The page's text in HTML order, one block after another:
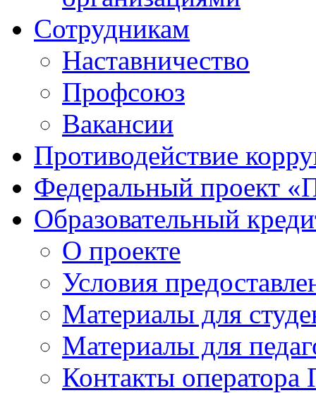
Сотрудникам
Наставничество
Профсоюз
Вакансии
Противодействие
Федеральный проект
Образовательный
О проекте
Условия
Материалы для
Материалы для
Контакты оператора